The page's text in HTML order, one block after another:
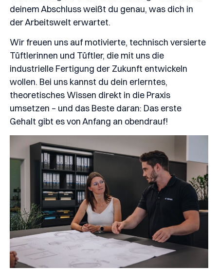
deinem Abschluss weißt du genau, was dich in
der Arbeitswelt erwartet.
Wir freuen uns auf motivierte, technisch versierte
Tüftlerinnen und Tüftler, die mit uns die
industrielle Fertigung der Zukunft entwickeln
wollen. Bei uns kannst du dein erlerntes,
theoretisches Wissen direkt in die Praxis
umsetzen – und das Beste daran: Das erste
Gehalt gibt es von Anfang an obendrauf!